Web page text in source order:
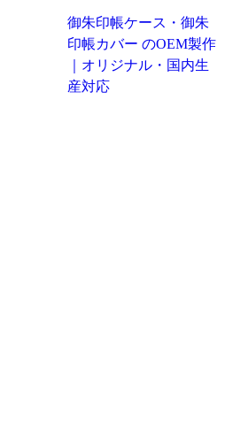
御朱印帳ケース・御朱
印帳カバー のOEM製作
｜オリジナル・国内生
産対応